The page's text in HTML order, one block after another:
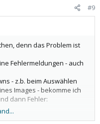
#9
denn das Problem ist
Fehlermeldungen - auch
- z.b. beim Auswählen
Images - bekomme ich
dann Fehler: